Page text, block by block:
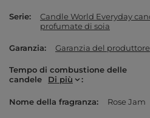
Serie
Candle World Everyday
profumate di soia
Garanzia Garanzia del produttore
Tempo di combustione delle
candele
Di più
Nome della fragranza Rose Jam